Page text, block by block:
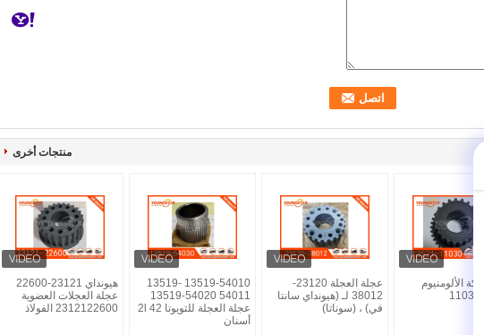
منتجات أخرى
هيونداي 23121-22600
عجلة العجلات العضوية
2312122600 الفولاذ
13519-54010 13519-
54011 13519-54020
عجلة العجلة للتويوتا 2l 42
أسنان
عجلة العجلة 23120-
38012 لـ (هيونداي سانتا
في) ، (سوناتا)
الألومنيوم